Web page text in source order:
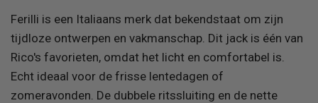
Ferilli is een Italiaans merk dat bekendstaat om zijn
tijdloze ontwerpen en vakmanschap. Dit jack is één van
Rico's favorieten, omdat het licht en comfortabel is.
Echt ideaal voor de frisse lentedagen of
zomeravonden. De dubbele ritssluiting en de nette